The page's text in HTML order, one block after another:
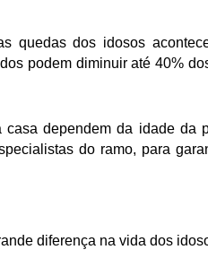
quedas dos idosos
podem diminuir até 40%
dependem da idade da
do ramo, para
diferença na vida dos